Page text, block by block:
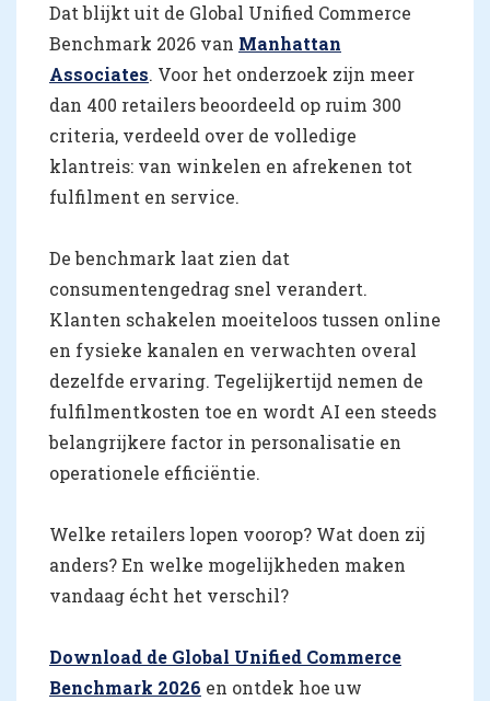
Dat blijkt uit de Global Unified Commerce
Benchmark 2026 van Manhattan
Associates. Voor het onderzoek zijn meer
dan 400 retailers beoordeeld op ruim 300
criteria, verdeeld over de volledige
klantreis: van winkelen en afrekenen tot
fulfilment en service.
De benchmark laat zien dat
consumentengedrag snel verandert.
Klanten schakelen moeiteloos tussen online
en fysieke kanalen en verwachten overal
dezelfde ervaring. Tegelijkertijd nemen de
fulfilmentkosten toe en wordt AI een steeds
belangrijkere factor in personalisatie en
operationele efficiëntie.
Welke retailers lopen voorop? Wat doen zij
anders? En welke mogelijkheden maken
vandaag écht het verschil?
Download de Global Unified Commerce
Benchmark 2026 en ontdek hoe uw